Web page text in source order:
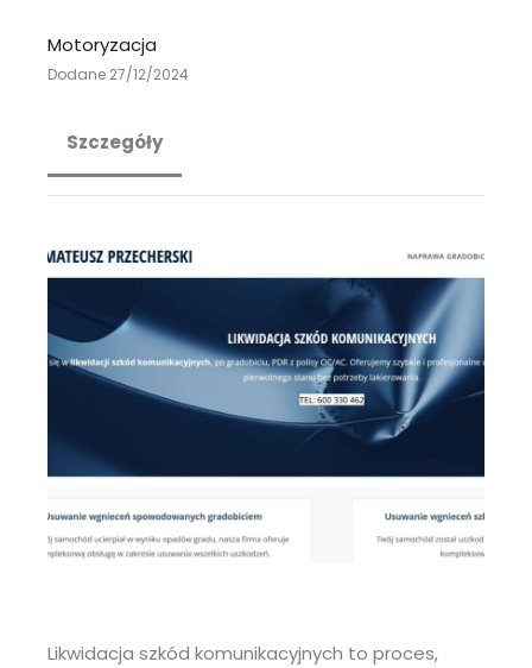
Motoryzacja
Dodane 27/12/2024
Szczegóły
Likwidacja szkód komunikacyjnych to proces,